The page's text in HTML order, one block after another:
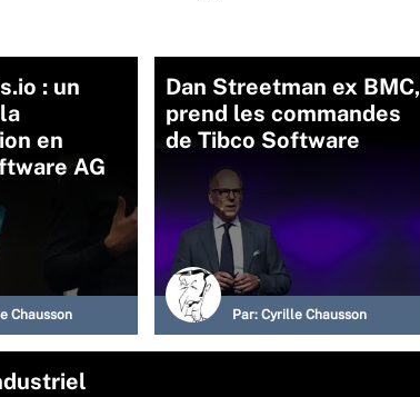
: un
en
AG
Chausson
Dan Streetman ex BMC,
prend les commandes
de Tibco Software
Par: Cyrille Chausson